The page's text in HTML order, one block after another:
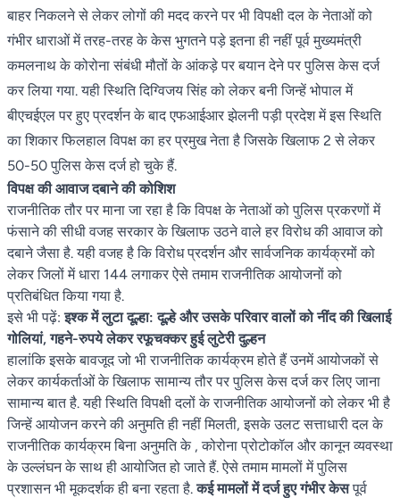
बाहर निकलने से लेकर लोगों की मदद करने पर भी विपक्षी दल के नेताओं को
गंभीर धाराओं में तरह-तरह के केस भुगतने पड़े इतना ही नहीं पूर्व मुख्यमंत्री
कमलनाथ के कोरोना संबंधी मौतों के आंकड़े पर बयान देने पर पुलिस केस दर्ज
कर लिया गया. यही स्थिति दिग्विजय सिंह को लेकर बनी जिन्हें भोपाल में
बीएचईएल पर हुए प्रदर्शन के बाद एफआईआर झेलनी पड़ी प्रदेश में इस स्थिति
का शिकार फिलहाल विपक्ष का हर प्रमुख नेता है जिसके खिलाफ 2 से लेकर
50-50 पुलिस केस दर्ज हो चुके हैं.
विपक्ष की आवाज दबाने की कोशिश
राजनीतिक तौर पर माना जा रहा है कि विपक्ष के नेताओं को पुलिस प्रकरणों में
फंसाने की सीधी वजह सरकार के खिलाफ उठने वाले हर विरोध की आवाज को
दबाने जैसा है. यही वजह है कि विरोध प्रदर्शन और सार्वजनिक कार्यक्रमों को
लेकर जिलों में धारा 144 लगाकर ऐसे तमाम राजनीतिक आयोजनों को
प्रतिबंधित किया गया है.
इसे भी पढ़ें:इश्क में लुटा दूल्हा: दूल्हे और उसके परिवार वालों को नींद की खिलाई
गोलियां, गहने-रुपये लेकर रफूचक्कर हुई लुटेरी दुल्हन
हालांकि इसके बावजूद जो भी राजनीतिक कार्यक्रम होते हैं उनमें आयोजकों से
लेकर कार्यकर्ताओं के खिलाफ सामान्य तौर पर पुलिस केस दर्ज कर लिए जाना
सामान्य बात है. यही स्थिति विपक्षी दलों के राजनीतिक आयोजनों को लेकर भी है
जिन्हें आयोजन करने की अनुमति ही नहीं मिलती, इसके उलट सत्ताधारी दल के
राजनीतिक कार्यक्रम बिना अनुमति के , कोरोना प्रोटोकॉल और कानून व्यवस्था
के उल्लंघन के साथ ही आयोजित हो जाते हैं. ऐसे तमाम मामलों में पुलिस
प्रशासन भी मूकदर्शक ही बना रहता है.कई मामलों में दर्ज हुए गंभीर केसपूर्व